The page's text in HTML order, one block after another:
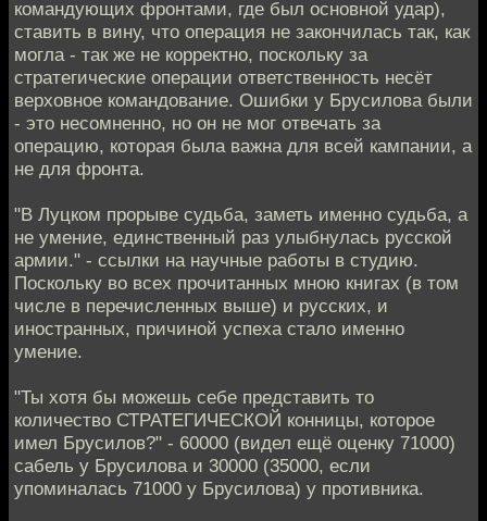
командующих фронтами, где был основной удар),
ставить в вину, что операция не закончилась так, как
могла - так же не корректно, поскольку за
стратегические операции ответственность несёт
верховное командование. Ошибки у Брусилова были
- это несомненно, но он не мог отвечать за
операцию, которая была важна для всей кампании, а
не для фронта.
"В Луцком прорыве судьба, заметь именно судьба, а
не умение, единственный раз улыбнулась русской
армии." - ссылки на научные работы в студию.
Поскольку во всех прочитанных мною книгах (в том
числе в перечисленных выше) и русских, и
иностранных, причиной успеха стало именно
умение.
"Ты хотя бы можешь себе представить то
количество СТРАТЕГИЧЕСКОЙ конницы, которое
имел Брусилов?" - 60000 (видел ещё оценку 71000)
сабель у Брусилова и 30000 (35000, если
упоминалась 71000 у Брусилова) у противника.